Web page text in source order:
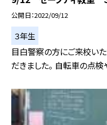
公開日 2022/09/12
３年生
目白警察の方にご来校い
だきました。 自転車の点検